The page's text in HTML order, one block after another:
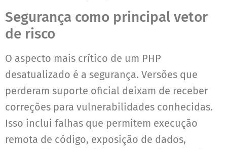
Segurança como principal vetor
de risco
O aspecto mais crítico de um PHP
desatualizado é a segurança. Versões que
perderam suporte oficial deixam de receber
correções para vulnerabilidades conhecidas.
Isso inclui falhas que permitem execução
remota de código, exposição de dados,